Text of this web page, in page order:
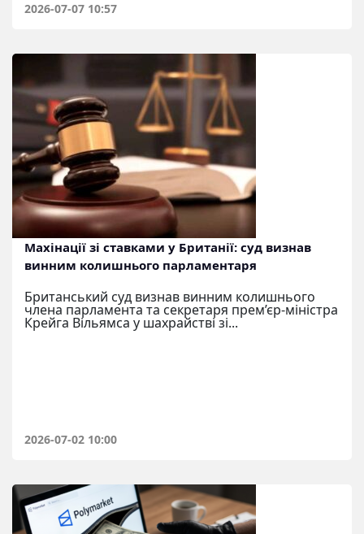
2026-07-07 10:57
Махінації зі ставками у Британії: суд визнав
винним колишнього парламентаря
Британський суд визнав винним колишнього
члена парламента та секретаря прем’єр-міністра
Крейга Вільямса у шахрайстві зі...
2026-07-02 10:00